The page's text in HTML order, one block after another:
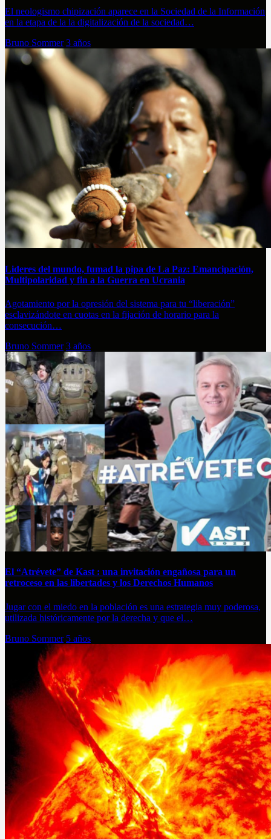
El neologismo chipización aparece en la Sociedad de la Información
en la etapa de la la digitalización de la sociedad…
Bruno Sommer 3 años
Lideres del mundo, fumad la pipa de La Paz: Emancipación,
Multipolaridad y fin a la Guerra en Ucrania
Agotamiento por la opresión del sistema para tu “liberación”
esclavizándote en cuotas en la fijación de horario para la
consecución…
Bruno Sommer 3 años
El “Atrévete” de Kast : una invitación engañosa para un
retroceso en las libertades y los Derechos Humanos
Jugar con el miedo en la población es una estrategia muy poderosa,
utilizada históricamente por la derecha y que el…
Bruno Sommer 5 años